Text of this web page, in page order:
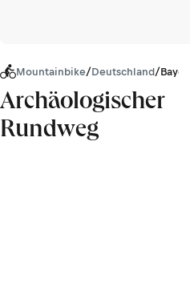
Mountainbike/Deutschland/Bayern
Archäologischer
Rundweg